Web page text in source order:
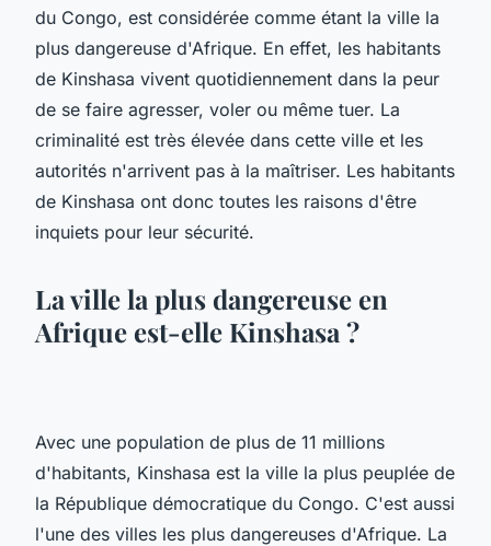
du Congo, est considérée comme étant la ville la
plus dangereuse d'Afrique. En effet, les habitants
de Kinshasa vivent quotidiennement dans la peur
de se faire agresser, voler ou même tuer. La
criminalité est très élevée dans cette ville et les
autorités n'arrivent pas à la maîtriser. Les habitants
de Kinshasa ont donc toutes les raisons d'être
inquiets pour leur sécurité.
La ville la plus dangereuse en
Afrique est-elle Kinshasa ?
Avec une population de plus de 11 millions
d'habitants, Kinshasa est la ville la plus peuplée de
la République démocratique du Congo. C'est aussi
l'une des villes les plus dangereuses d'Afrique. La